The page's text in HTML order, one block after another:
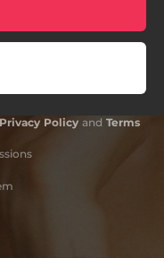
Privacy Policy and Terms